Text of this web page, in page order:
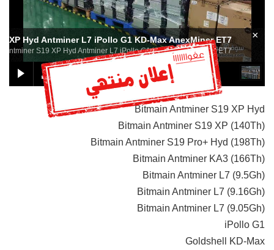
XP Hyd Antminer L7 iPollo G1 KD-Max AnexMiner ET7
Antminer S19 XP Hyd Antminer L7 iPollo G1 KD-Max AnexMiner ET7
×
Bitmain Antminer S19 XP Hyd
Bitmain Antminer S19 XP (140Th)
Bitmain Antminer S19 Pro+ Hyd (198Th)
Bitmain Antminer KA3 (166Th)
Bitmain Antminer L7 (9.5Gh)
Bitmain Antminer L7 (9.16Gh)
Bitmain Antminer L7 (9.05Gh)
iPollo G1
Goldshell KD-Max